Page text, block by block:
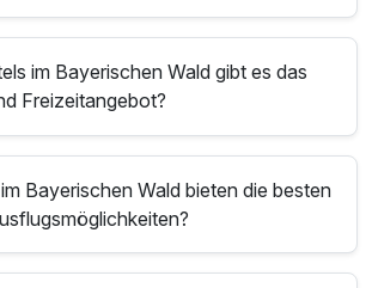
im Bayerischen Wald gibt es das
Freizeitangebot?
Bayerischen Wald bieten die besten